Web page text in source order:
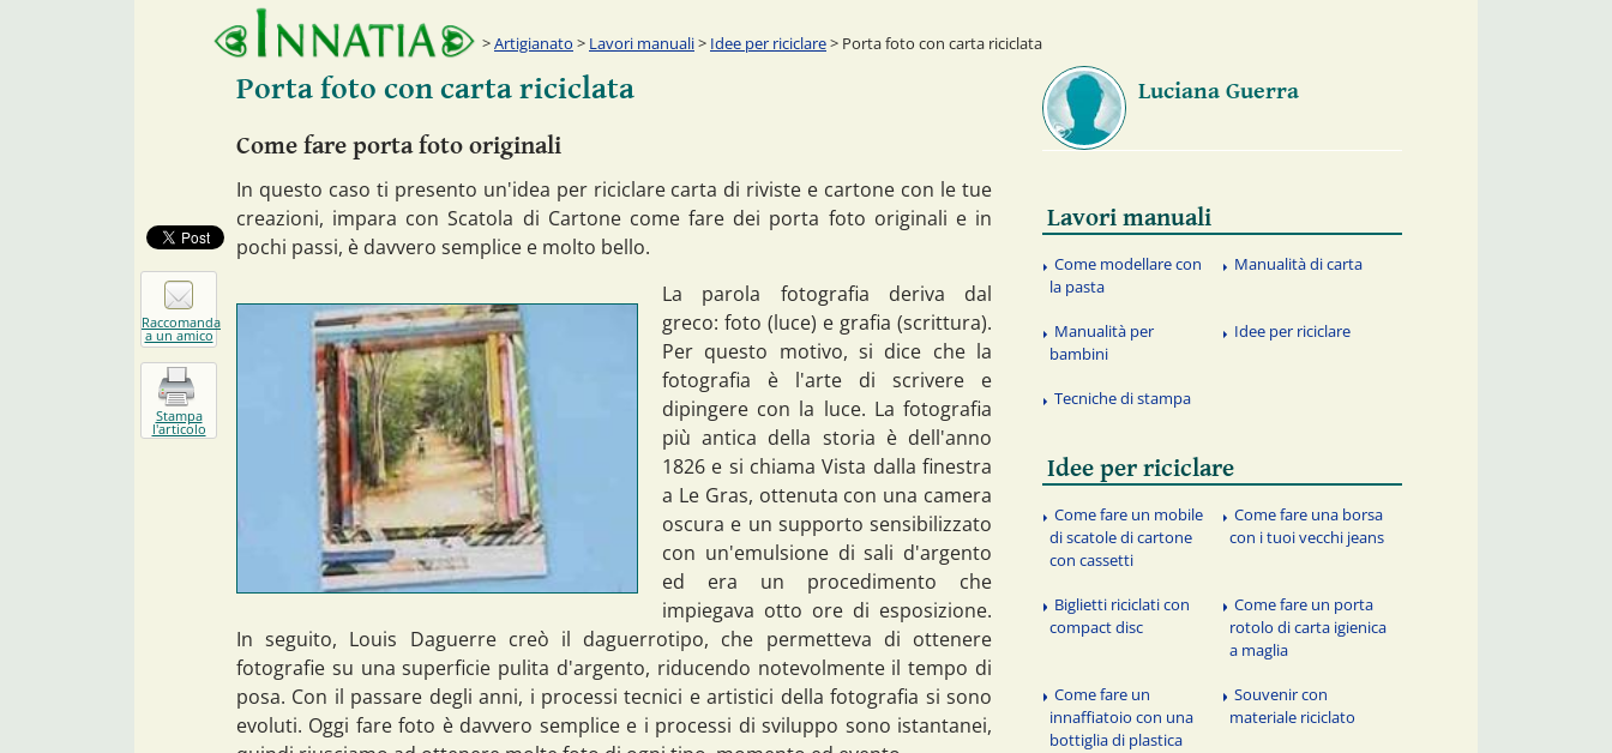
Artigianato > Lavori manuali> Idee per riciclare> Porta foto con carta riciclata
Porta foto con carta riciclata
Come fare porta foto originali
In questo caso ti presento un'idea per riciclare carta di riviste e cartone con le tue
creazioni, impara con Scatola di Cartone come fare dei porta foto originali e in
pochi passi, è davvero semplice e molto bello.
La parola fotografia deriva dal
greco: foto (luce) e grafia (scrittura).
Per questo motivo, si dice che la
fotografia è l'arte di scrivere e
dipingere con la luce. La fotografia
più antica della storia è dell'anno
1826 e si chiama Vista dalla finestra
a Le Gras, ottenuta con una camera
oscura e un supporto sensibilizzato
con un'emulsione di sali d'argento
ed era un procedimento che
impiegava otto ore di esposizione.
In seguito, Louis Daguerre creò il daguerrotipo, che permetteva di ottenere
fotografie su una superficie pulita d'argento, riducendo notevolmente il tempo di
posa. Con il passare degli anni, i processi tecnici e artistici della fotografia si sono
evoluti. Oggi fare foto è davvero semplice e i processi di sviluppo sono istantanei,
Luciana Guerra
Lavori manuali
Come modellare con
la pasta
Manualità di carta
Manualità per
bambini
Idee per riciclare
Tecniche di stampa
Idee per riciclare
Come fare un mobile
di scatole di cartone
con cassetti
Come fare una borsa
con i tuoi vecchi jeans
Biglietti riciclati con
compact disc
Come fare un porta
rotolo di carta igienica
a maglia
Come fare un
innaffiatoio con una
bottiglia di plastica
Souvenir con
materiale riciclato
Raccomanda
a un amico
Stampa
l'articolo